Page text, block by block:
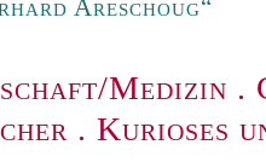
Areschoug“
Medizin .
. Kurioses